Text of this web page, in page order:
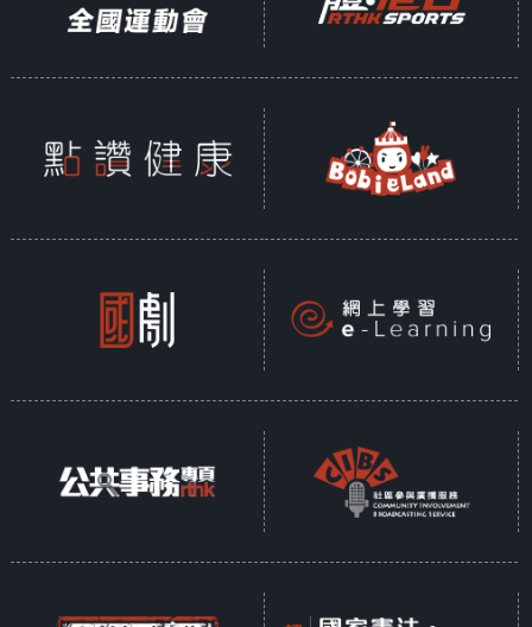
然我們可能對人性有一定認知，但人類真正的
本質則透過我們的行為被揭露出來。透過這種